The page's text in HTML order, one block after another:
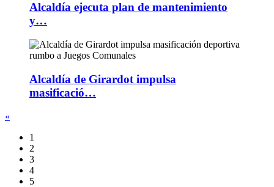
Alcaldía ejecuta plan de mantenimiento
y…
Alcaldía de Girardot impulsa
masificació…
«
1
2
3
4
5